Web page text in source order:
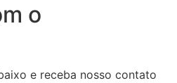
o
e receba nosso contato